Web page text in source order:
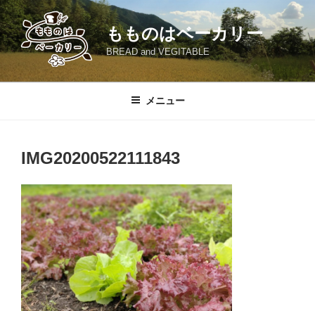
コ
ン
テ
ン
もものはベーカリー
BREAD and VEGITABLE
メニュー
IMG20200522111843